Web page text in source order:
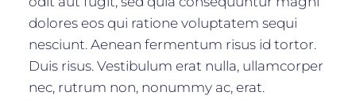
dolores eos qui ratione voluptatem sequi
nesciunt. Aenean fermentum risus id tortor.
Duis risus. Vestibulum erat nulla, ullamcorper
nec, rutrum non, nonummy ac, erat.